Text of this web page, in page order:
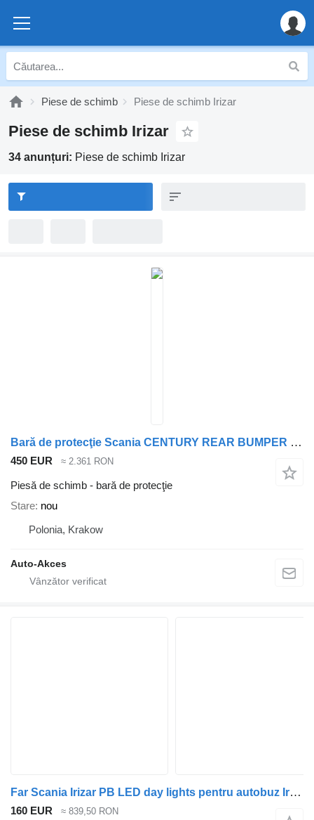
Piese de schimb Piese de schimb Irizar
Piese de schimb Irizar
34 anunțuri: Piese de schimb Irizar
Bară de protecţie Scania CENTURY REAR BUMPER pentru autobuz Irizar NEW CENTURY
450 EUR ≈ 2.361 RON
Piesă de schimb - bară de protecţie
Stare nou
Polonia, Krakow
Auto-Akces
Far Scania Irizar PB LED day lights pentru autobuz Irizar
160 EUR ≈ 839,50 RON